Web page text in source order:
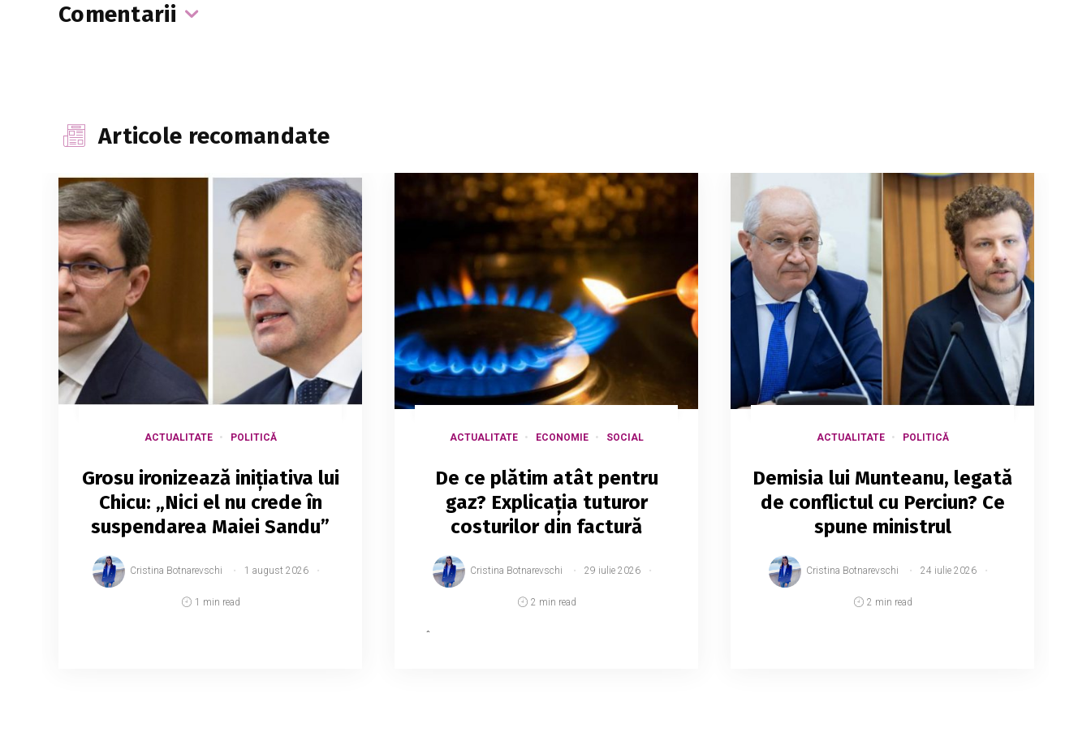
Comentarii
Articole recomandate
ACTUALITATE POLITICĂ
Grosu ironizează inițiativa lui
Chicu: „Nici el nu crede în
suspendarea Maiei Sandu”
Cristina Botnarevschi 1 august 2026
1 min read
ACTUALITATE ECONOMIE SOCIAL
De ce plătim atât pentru
gaz? Explicația tuturor
costurilor din factură
Cristina Botnarevschi 29 iulie 2026
2 min read
ACTUALITATE POLITICĂ
Demisia lui Munteanu, legată
de conflictul cu Perciun? Ce
spune ministrul
Cristina Botnarevschi 24 iulie 2026
2 min read